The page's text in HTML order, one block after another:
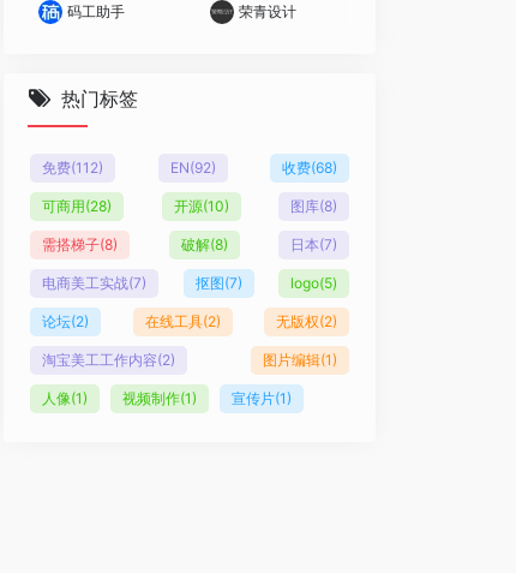
码工助手 荣青设计
热门标签
免费(112) EN(92) 收费(68)
可商用(28) 开源(10) 图库(8)
需搭梯子(8) 破解(8) 日本(7)
电商美工实战(7) 抠图(7) logo(5)
论坛(2) 在线工具(2) 无版权(2)
淘宝美工工作内容(2) 图片编辑(1)
人像(1) 视频制作(1) 宣传片(1)